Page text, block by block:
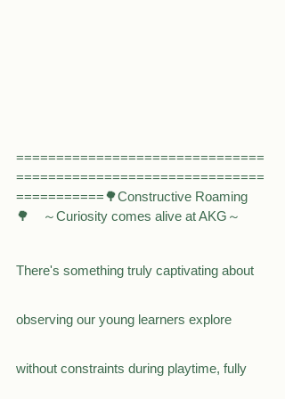
===============================
===============================
===========🌳Constructive Roaming
🌳　～Curiosity comes alive at AKG～
There's something truly captivating about
observing our young learners explore
without constraints during playtime, fully